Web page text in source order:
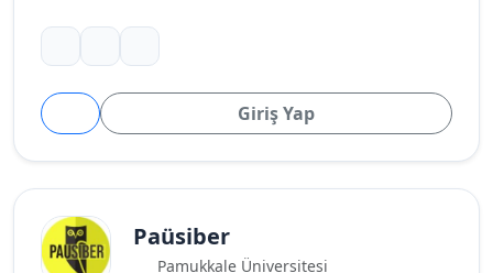
Giriş Yap
Paüsiber
Pamukkale Üniversitesi